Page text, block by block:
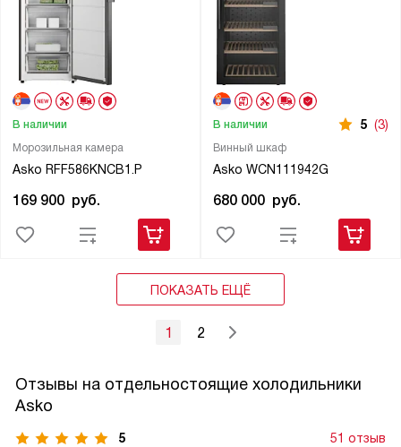
Морозильная камера
Asko RFF586KNCB1.P
В наличии
169 900 руб.
Винный шкаф
Asko WCN111942G
В наличии 5 (3)
680 000 руб.
ПОКАЗАТЬ ЕЩЁ
1 2
Отзывы на отдельностоящие холодильники
Asko
5 51 отзыв